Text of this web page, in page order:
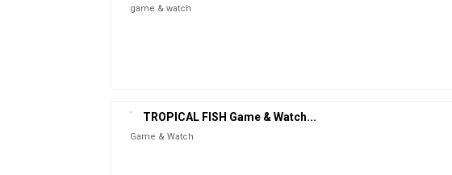
game & watch
TROPICAL FISH Game & Watch...
Game & Watch